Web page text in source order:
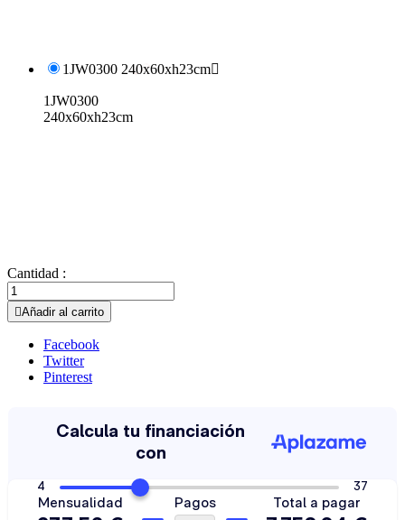
1JW0300 240x60xh23cm
1JW0300
240x60xh23cm
Cantidad :
Añadir al carrito
Facebook
Twitter
Pinterest